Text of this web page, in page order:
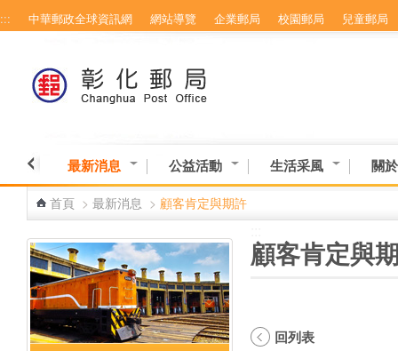
跳到主要內容區塊
::: 中華郵政全球資訊網 網站導覽 企業郵局 校園郵局 兒童郵局
最新消息 公益活動 生活采風 關
首頁 > 最新消息 > 顧客肯定與期許
顧客肯定與
回列表